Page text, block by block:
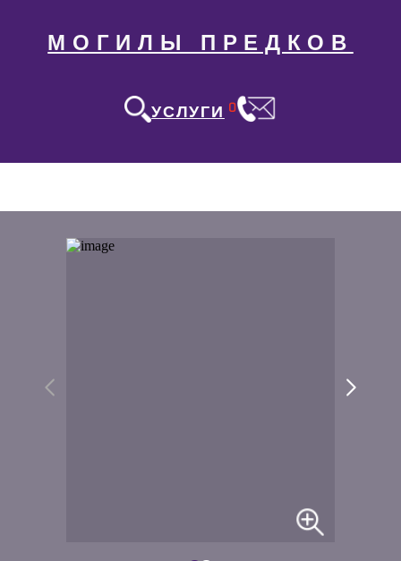
МОГИЛЫ ПРЕДКОВ
УСЛУГИ 0